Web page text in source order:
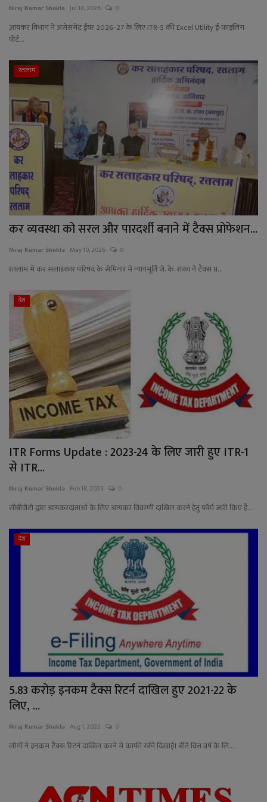
Language
Niraj Kumar Shukla Jul 10, 2026 0
आयकर विभाग ने असेसमेंट ईयर 2026-27 के लिए ITR-5 की Excel Utility ई-फाइलिंग
पोर्ट...
रतलाम
कर व्यवस्था को सरल और पारदर्शी बनाने में टैक्स प्रोफेशन...
Niraj Kumar Shukla May 10, 2026 0
रतलाम में कर सलाहकार परिषद के सेमिनार में न्यायमूर्ति जे. के. रांका ने टैक्स प्र...
देश
ITR Forms Update : 2023-24 के लिए जारी हुए ITR-1
से ITR...
Niraj Kumar Shukla Feb 18, 2023 0
सीबीडीटी द्वारा आयकरदाताओं के लिए आयकर विवरणी दाखिल करने हेतु फॉर्म जारी किए हैं...
देश
5.83 करोड़ इनकम टैक्स रिटर्न दाखिल हुए 2021-22 के
लिए, ...
Niraj Kumar Shukla Aug 1, 2022 0
लोगों ने इनकम टैक्स रिटर्न दाखिल करने में काफी रुचि दिखाई। बीते वित्त वर्ष के लि...